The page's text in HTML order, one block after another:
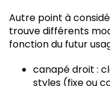
Autre point à
trouve différents
fonction du futur
canapé droit :
styles (fixe ou